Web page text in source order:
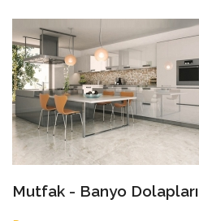
Mutfak - Banyo Dolapları